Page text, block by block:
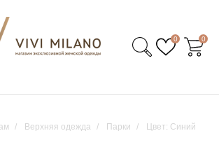
0 0
Верхняя одежда Парки
Цвет: Синий